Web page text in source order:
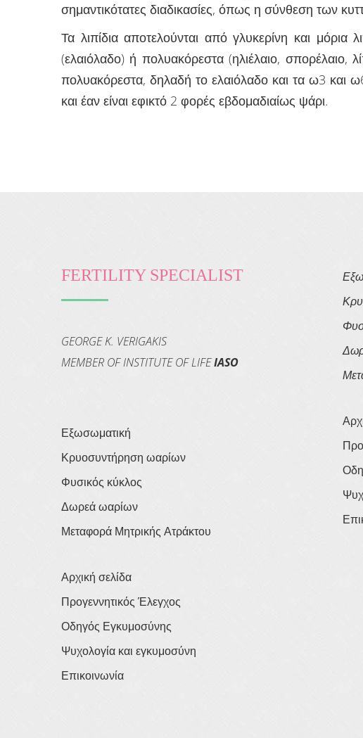
σημαντικότατες διαδικασίες, όπως η σύνθεση των
Τα λιπίδια αποτελούνται από γλυκερίνη και
(ελαιόλαδο) ή πολυακόρεστα (ηλιέλαιο, σπορέλαιο,
πολυακόρεστα, δηλαδή το ελαιόλαδο και τα ω3 και
και έαν είναι εφικτό 2 φορές εβδομαδιαίως ψάρι.
FERTILITY SPECIALIST
GEORGE K. VERIGAKIS
MEMBER OF INSTITUTE OF LIFEIASO
Εξωσωματική
Κρυοσυντήρηση ωαρίων
Φυσικός κύκλος
Δωρεά ωαρίων
Μεταφορά Μητρικής Ατράκτου
Αρχική σελίδα
Προγεννητικός Έλεγχος
Οδηγός Εγκυμοσύνης
Ψυχολογία και εγκυμοσύνη
Επικοινωνία